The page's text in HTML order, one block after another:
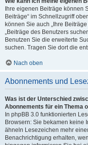
Ihre eigenen Beiträge können
Beiträge“ im Schnellzugriff
können Sie auch „Ihre
„Beiträge des Benutzers
Benutzen Sie die erweiterte
suchen. Tragen Sie dort die
Nach oben
Abonnements und
Was ist der Unterschied
Abonnements für ein Thema
In phpBB 3.0 funktionierten
Browsern: Sie bekamen keine
ähneln Lesezeichen mehr
Benachrichtigung erhalten,